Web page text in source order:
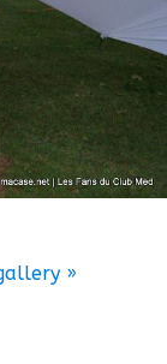
»